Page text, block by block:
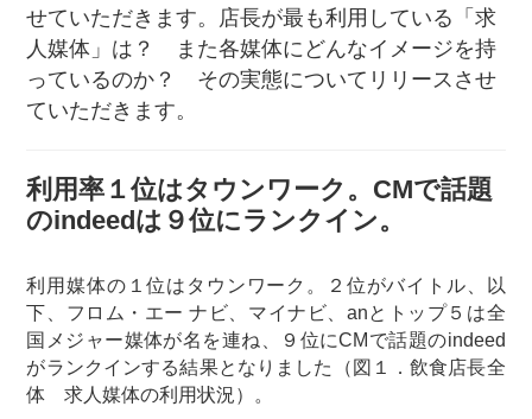
せていただきます。店長が最も利用している「求
人媒体」は？ また各媒体にどんなイメージを持
っているのか？ その実態についてリリースさせ
ていただきます。
利用率１位はタウンワーク。CMで話題
のindeedは９位にランクイン。
利用媒体の１位はタウンワーク。２位がバイトル、以
下、フロム・エー ナビ、マイナビ、anとトップ５は全
国メジャー媒体が名を連ね、９位にCMで話題のindeed
がランクインする結果となりました（図１．飲食店長全
体 求人媒体の利用状況）。